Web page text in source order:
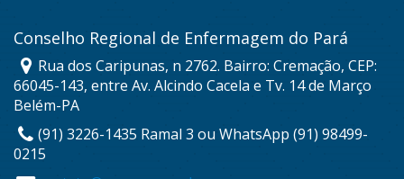
Conselho Regional de Enfermagem do Pará
Rua dos Caripunas, n 2762. Bairro: Cremação, CEP:
66045-143, entre Av. Alcindo Cacela e Tv. 14 de Março
Belém-PA
(91) 3226-1435 Ramal 3 ou WhatsApp (91) 98499-
0215